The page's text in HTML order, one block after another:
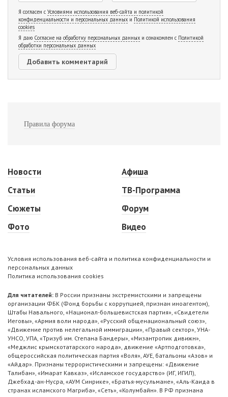
Я согласен с Условиями использования веб-сайта и политикой
конфиденциальности и персональных данных и Политикой использования
cookies
Я даю Согласие на обработку персональных данных и ознакомлен с Политикой
обработки персональных данных
Правила форума
Новости
Статьи
Сюжеты
Фото
Афиша
ТВ-Программа
Форум
Видео
Условия использования веб-сайта и политика конфиденциальности и
персональных данных
Политика использования cookies
Для читателей: В России признаны экстремистскими и запрещены
организации ФБК (Фонд борьбы с коррупцией, признан иноагентом),
Штабы Навального, «Национал-большевистская партия», «Свидетели
Иеговы», «Армия воли народа», «Русский общенациональный союз»,
«Движение против нелегальной иммиграции», «Правый сектор», УНА-
УНСО, УПА, «Тризуб им. Степана Бандеры», «Мизантропик дивижн»,
«Меджлис крымскотатарского народа», движение «Артподготовка»,
общероссийская политическая партия «Воля», АУЕ, батальоны «Азов» и
«Айдар». Признаны террористическими и запрещены: «Движение
Талибан», «Имарат Кавказ», «Исламское государство» (ИГ, ИГИЛ),
Джебхад-ан-Нусра, «АУМ Синрике», «Братья-мусульмане», «Аль-Каида в
странах исламского Магриба», «Сеть», «Колумбайн». В РФ признана